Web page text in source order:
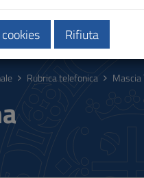
e territorio
Rubrica telefonica Mascia
Rifiuta